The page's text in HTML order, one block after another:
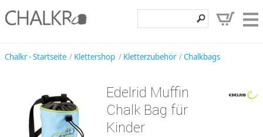
Klettershop
Entdecken
Chalkr - Startseite Klettershop Kletterzubehör Chalkbags
Edelrid Muffin
Chalk Bag für
Kinder